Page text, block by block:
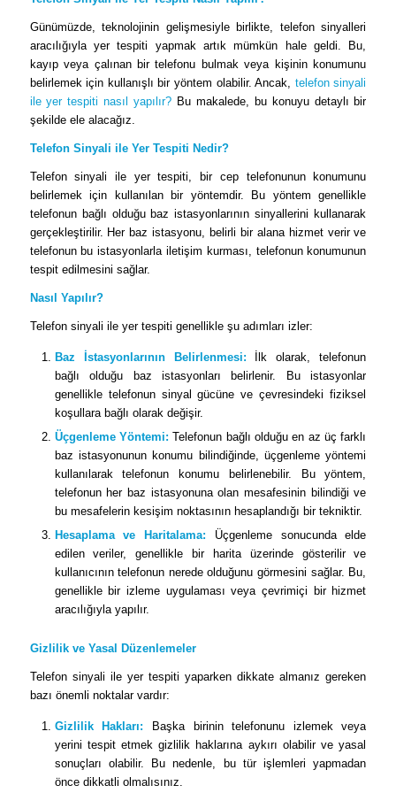
Günümüzde, teknolojinin gelişmesiyle birlikte, telefon sinyalleri
aracılığıyla yer tespiti yapmak artık mümkün hale geldi. Bu,
kayıp veya çalınan bir telefonu bulmak veya kişinin konumunu
belirlemek için kullanışlı bir yöntem olabilir. Ancak, telefon sinyali
ile yer tespiti nasıl yapılır? Bu makalede, bu konuyu detaylı bir
şekilde ele alacağız.
Telefon Sinyali ile Yer Tespiti Nedir?
Telefon sinyali ile yer tespiti, bir cep telefonunun konumunu
belirlemek için kullanılan bir yöntemdir. Bu yöntem genellikle
telefonun bağlı olduğu baz istasyonlarının sinyallerini kullanarak
gerçekleştirilir. Her baz istasyonu, belirli bir alana hizmet verir ve
telefonun bu istasyonlarla iletişim kurması, telefonun konumunun
tespit edilmesini sağlar.
Nasıl Yapılır?
Telefon sinyali ile yer tespiti genellikle şu adımları izler:
Baz İstasyonlarının Belirlenmesi: İlk olarak, telefonun
bağlı olduğu baz istasyonları belirlenir. Bu istasyonlar
genellikle telefonun sinyal gücüne ve çevresindeki fiziksel
koşullara bağlı olarak değişir.
Üçgenleme Yöntemi: Telefonun bağlı olduğu en az üç farklı
baz istasyonunun konumu bilindiğinde, üçgenleme yöntemi
kullanılarak telefonun konumu belirlenebilir. Bu yöntem,
telefonun her baz istasyonuna olan mesafesinin bilindiği ve
bu mesafelerin kesişim noktasının hesaplandığı bir tekniktir.
Hesaplama ve Haritalama: Üçgenleme sonucunda elde
edilen veriler, genellikle bir harita üzerinde gösterilir ve
kullanıcının telefonun nerede olduğunu görmesini sağlar. Bu,
genellikle bir izleme uygulaması veya çevrimiçi bir hizmet
aracılığıyla yapılır.
Gizlilik ve Yasal Düzenlemeler
Telefon sinyali ile yer tespiti yaparken dikkate almanız gereken
bazı önemli noktalar vardır:
Gizlilik Hakları: Başka birinin telefonunu izlemek veya
yerini tespit etmek gizlilik haklarına aykırı olabilir ve yasal
sonuçları olabilir. Bu nedenle, bu tür işlemleri yapmadan
önce dikkatli olmalısınız.